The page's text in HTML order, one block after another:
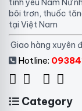
tình yêu Nam Nữ
bôi trơn, thuốc
tại Việt Nam
Giao hàng xuyên
Hotline:
Category